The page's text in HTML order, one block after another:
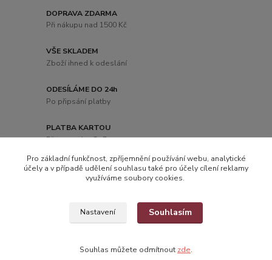
DOPRAVA ZDARMA
Při nákupu nad 1500 Kč
VŠE SKLADEM
Zboží ihned k odeslání
ODESÍLÁME DO 24h
Po připsání platby
PLATBA KARTOU
Přes systém GoPay
Pro základní funkčnost, zpříjemnění používání webu, analytické
účely a v případě udělení souhlasu také pro účely cílení reklamy
využíváme soubory cookies.
Nastavení Souhlasím
Souhlas můžete odmítnout zde.